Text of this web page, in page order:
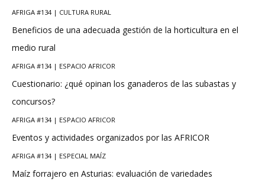
AFRIGA #134 | CULTURA RURAL
Beneficios de una adecuada gestión de la horticultura en el
medio rural
AFRIGA #134 | ESPACIO AFRICOR
Cuestionario: ¿qué opinan los ganaderos de las subastas y
concursos?
AFRIGA #134 | ESPACIO AFRICOR
Eventos y actividades organizados por las AFRICOR
AFRIGA #134 | ESPECIAL MAÍZ
Maíz forrajero en Asturias: evaluación de variedades